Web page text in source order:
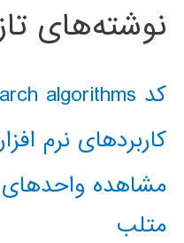
نوشته‌های
کد classical AI search algorithms
کاربردهای نرم
مشاهده واحدهای
متلب